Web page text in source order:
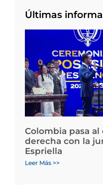
Últimas
Colombia pasa
derecha con la
Espriella
Leer Más >>